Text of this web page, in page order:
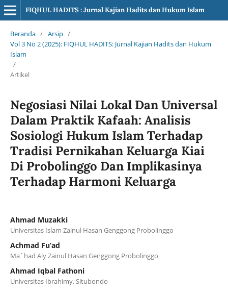
FIQHUL HADITS : Jurnal Kajian Hadits dan Hukum Islam
Beranda / Arsip /
Vol 3 No 2 (2025): FIQHUL HADITS: Jurnal Kajian Hadits dan Hukum
Islam
/
Artikel
Negosiasi Nilai Lokal Dan Universal
Dalam Praktik Kafaah: Analisis
Sosiologi Hukum Islam Terhadap
Tradisi Pernikahan Keluarga Kiai
Di Probolinggo Dan Implikasinya
Terhadap Harmoni Keluarga
Ahmad Muzakki
Universitas Islam Zainul Hasan Genggong Probolinggo
Achmad Fu’ad
Ma`had Aly Zainul Hasan Genggong Probolinggo
Ahmad Iqbal Fathoni
Universitas Ibrahimy, Situbondo